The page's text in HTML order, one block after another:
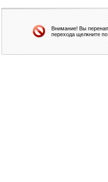
Внимание! Вы
перехода щелкните